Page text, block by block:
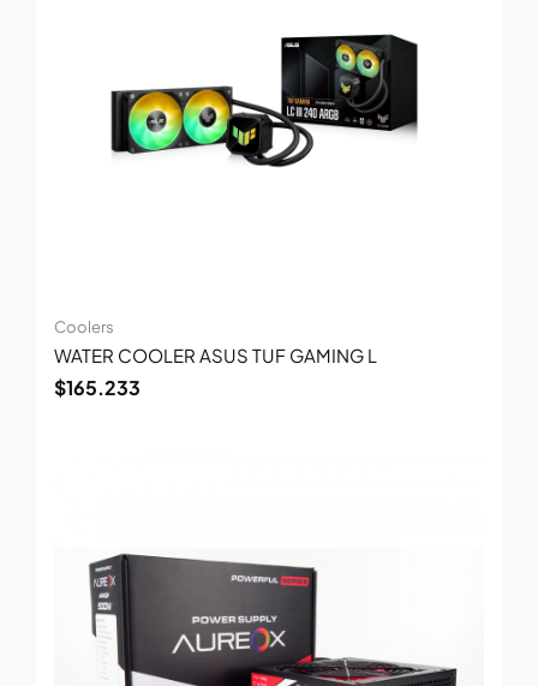
Coolers
WATER COOLER ASUS TUF GAMING L
$165.233